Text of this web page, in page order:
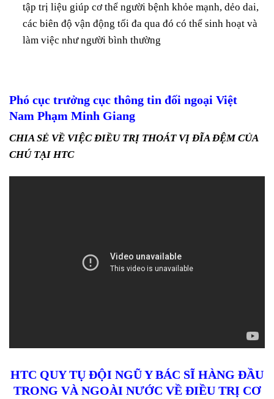
tập trị liệu giúp cơ thể người bệnh khỏe mạnh, dẻo dai,
các biên độ vận động tối đa qua đó có thể sinh hoạt và
làm việc như người bình thường
Phó cục trưởng cục thông tin đối ngoại Việt
Nam Phạm Minh Giang
CHIA SẺ VỀ VIỆC ĐIỀU TRỊ THOÁT VỊ ĐĨA ĐỆM CỦA
CHÚ TẠI HTC
HTC QUY TỤ ĐỘI NGŨ Y BÁC SĨ HÀNG ĐẦU
TRONG VÀ NGOÀI NƯỚC VỀ ĐIỀU TRỊ CƠ